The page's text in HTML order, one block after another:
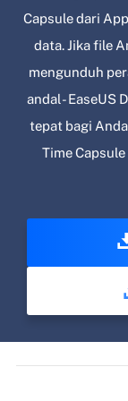
Capsule dari
data. Jika file
mengunduh
andal - EaseUS
tepat bagi
Time